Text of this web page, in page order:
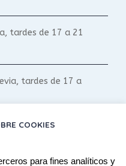
tardes de 17 a 21
tardes de 17 a
tardes de 17 a 20.30
COOKIES
para fines analíticos y